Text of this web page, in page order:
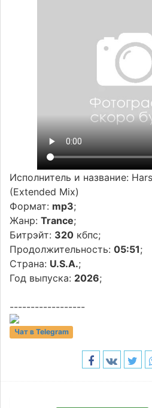
Исполнитель и название:
(Extended Mix)
Формат: mp3;
Жанр:Trance;
Битрэйт: 320 кбпс;
Продолжительность:05:51;
Страна: U.S.A.;
Год выпуска: 2026;
------------------
Чат в Telegram